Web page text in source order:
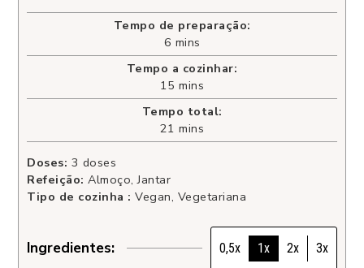
Tempo de preparação:
6 mins
Tempo a cozinhar:
15 mins
Tempo total:
21 mins
Doses: 3 doses
Refeição: Almoço, Jantar
Tipo de cozinha : Vegan, Vegetariana
Ingredientes: 0,5x 1x 2x 3x